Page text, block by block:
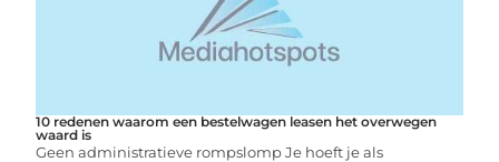
10 redenen waarom een bestelwagen leasen het overwegen
waard is
Geen administratieve rompslomp Je hoeft je als